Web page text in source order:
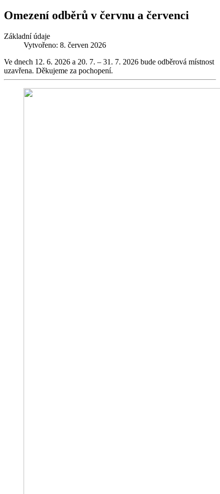
Omezení odběrů v červnu a červenci
Základní údaje
Vytvořeno: 8. červen 2026
Ve dnech 12. 6. 2026 a 20. 7. – 31. 7. 2026 bude odběrová místnost
uzavřena. Děkujeme za pochopení.